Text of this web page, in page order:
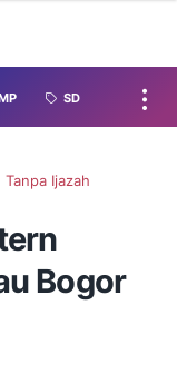
SD
Tanpa Ijazah
Bogor